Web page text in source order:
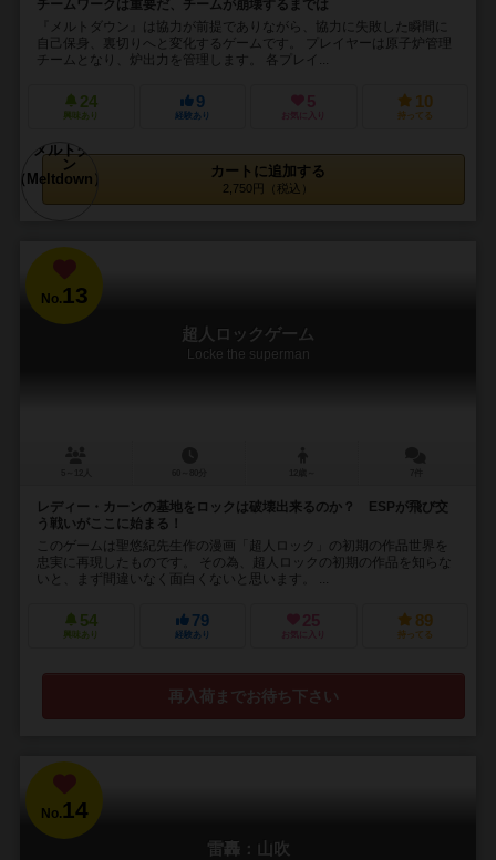
チームワークは重要だ、チームが崩壊するまでは
『メルトダウン』は協力が前提でありながら、協力に失敗した瞬間に
自己保身、裏切りへと変化するゲームです。 プレイヤーは原子炉管理
チームとなり、炉出力を管理します。 各プレイ...
24
興味あり
9
経験あり
5
お気に入り
10
持ってる
カートに追加する
2,750円（税込）
No.13
超人ロックゲーム
Locke the superman
レディー・カーンの基地をロックは破壊出来るのか？ ESPが飛び交
う戦いがここに始まる！
このゲームは聖悠紀先生作の漫画「超人ロック」の初期の作品世界を
忠実に再現したものです。 その為、超人ロックの初期の作品を知らな
いと、まず間違いなく面白くないと思います。 ...
54
興味あり
79
経験あり
25
お気に入り
89
持ってる
再入荷までお待ち下さい
No.14
雷轟：山吹